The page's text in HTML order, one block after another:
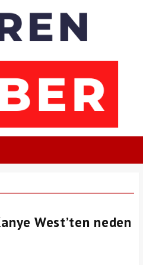
West’ten neden